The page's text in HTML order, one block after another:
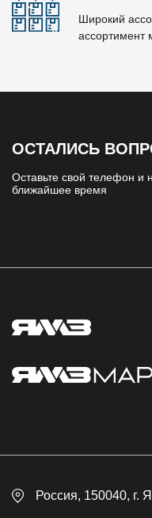
Широкий
ассортимент
ОСТАЛИСЬ
Оставьте свой телефон и
ближайшее время
Контакты
Доставка
Россия, 150040, г.